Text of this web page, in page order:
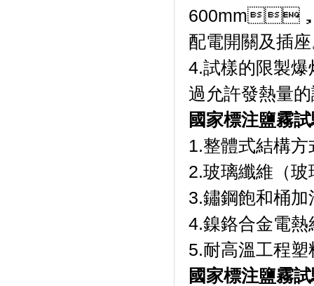
600mm，
配電開關及插座
4.試樣的限製爆
過允許發熱量
國家標注鹽霧
1.整體式結構方
2.玻璃纖維（玻
3.鏽鋼飽和桶
4.鎳鉻合金電熱絲
5.耐高溫工程塑
國家標注鹽霧